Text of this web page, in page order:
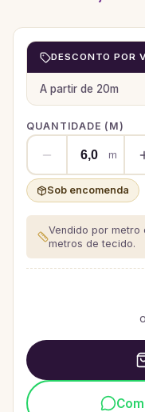
DESCONTO POR
A partir de 20m
QUANTIDADE ( M)
m
Sob encomenda
Vendido por metro
metros de tecido.